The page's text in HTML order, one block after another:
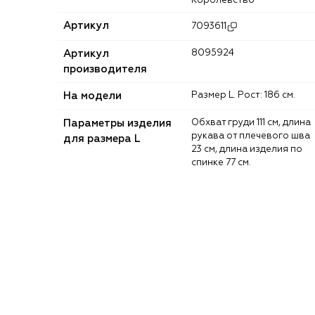
Артикул 7093611
Артикул
производителя
8095924
На модели Размер L. Рост: 186 см.
Параметры изделия
для размера L
Обхват груди 111 см, длина
рукава от плечевого шва
23 см, длина изделия по
спинке 77 см.